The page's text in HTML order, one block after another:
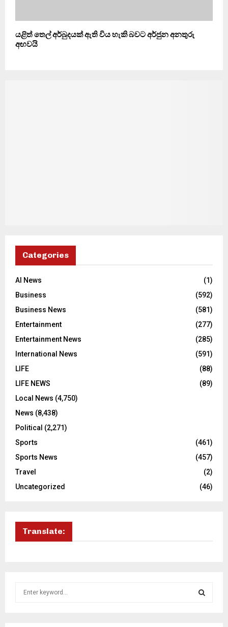
යළිත් තෙල් අර්බුදයක් ඇති විය හැකි බවට අර්ජුන අනතුරු
අඟවයි
Categories
AI News
(1)
Business
(592)
Business News
(581)
Entertainment
(277)
Entertainment News
(285)
International News
(591)
LIFE
(88)
LIFE NEWS
(89)
Local News (4,750)
News (8,438)
Political (2,271)
Sports
(461)
Sports News
(457)
Travel
(2)
Uncategorized
(46)
Translate: